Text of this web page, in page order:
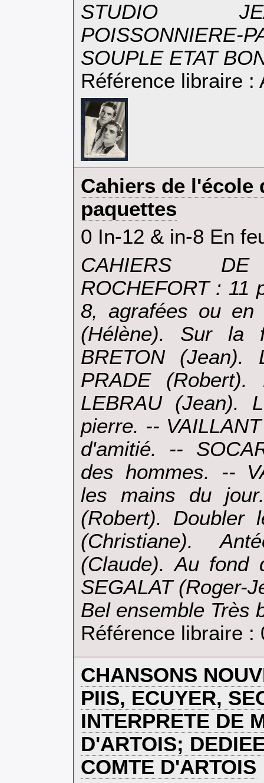
‎STUDIO
POISSONNIERE-
SOUPLE ETAT
Référence libraire :
‎Cahiers de l'école
paquettes‎
‎0 In-12 & in-8 En
‎CAHIERS
ROCHEFORT : 11
8, agrafées ou en
(Hélène). Sur la
BRETON
PRADE
LEBRAU (Jean).
pierre. --
d'amitié. --
des hommes. --
les mains du
(Robert). Doubler
(Christiane).
(Claude). Au
SEGALAT (Roger-
Bel ensemble Très
Référence libraire :
‎CHANSONS
PIIS, ECUYER,
INTERPRETE DE
D'ARTOIS;
COMTE D'ARTOIS‎